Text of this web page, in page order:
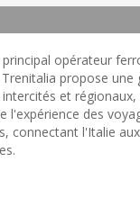
principal opérateur
Trenitalia propose une
et
des
connectant l'Italie